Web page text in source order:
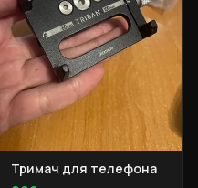
Тримач для телефона